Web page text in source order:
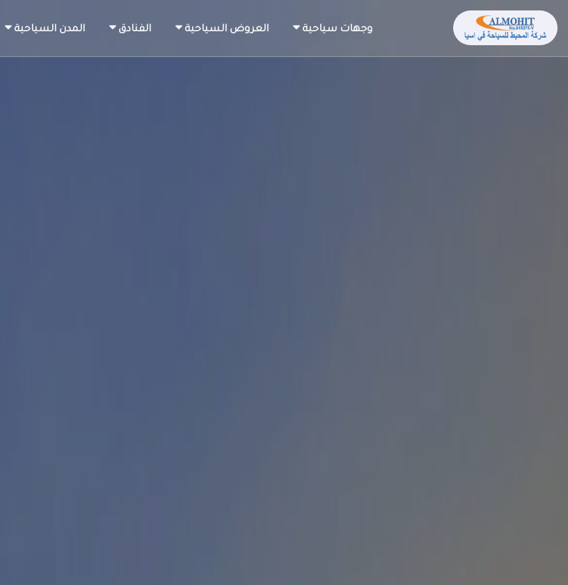
وجهات سياحية العروض السياحية الفنادق المدن السياحية